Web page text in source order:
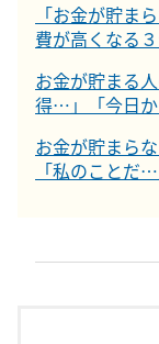
「お金が貯ま
費が高くなる
お金が貯まる
得…」「今日か
お金が貯まら
「私のことだ…